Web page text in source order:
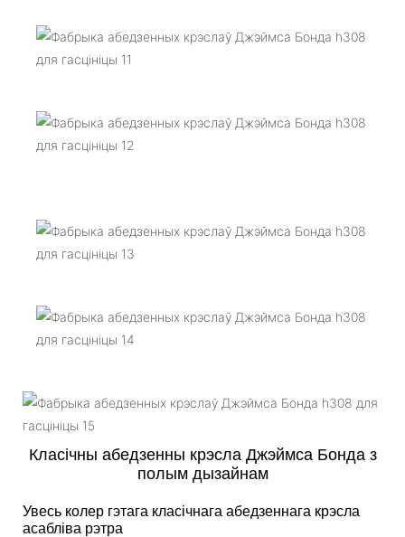
Класічны абедзенны крэсла Джэймса Бонда з
полым дызайнам
Увесь колер гэтага класічнага абедзеннага крэсла
асабліва рэтра